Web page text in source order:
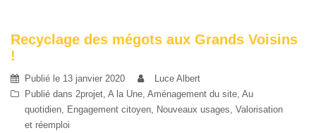
Recyclage des mégots aux Grands Voisins
!
Publié le 13 janvier 2020
Luce Albert
Publié dans 2projet, A la Une, Aménagement du site, Au
quotidien, Engagement citoyen, Nouveaux usages, Valorisation
et réemploi